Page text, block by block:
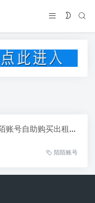
实名不封号陌陌账号自助购买出租批发平台
陌陌账号